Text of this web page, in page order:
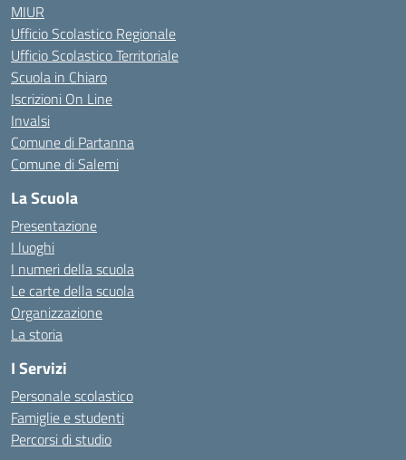
MIUR
Ufficio Scolastico Regionale
Ufficio Scolastico Territoriale
Scuola in Chiaro
Iscrizioni On Line
Invalsi
Comune di Partanna
Comune di Salemi
La Scuola
Presentazione
I luoghi
I numeri della scuola
Le carte della scuola
Organizzazione
La storia
I Servizi
Personale scolastico
Famiglie e studenti
Percorsi di studio